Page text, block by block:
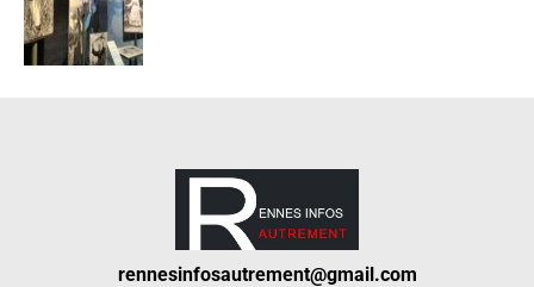
rennesinfosautrement@gmail.com